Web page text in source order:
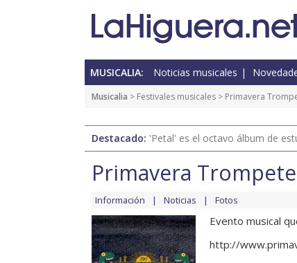
MUSICALIA: Noticias musicales
Musicalia > Festivales musicales > Primavera
Destacado: 'Petal' es el octavo álbum de
Primavera
Información Noticias Fotos
Evento musical
http://